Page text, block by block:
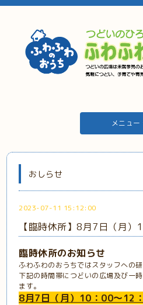
メニュー
おしらせ
2023-07-11 15:12:00
【臨時休所】8月7日（月
臨時休所のお知らせ
ふわふわのおうちではスタッフへの研
下記の時間帯につどいの広場及び一
ます。
8月7日（月）10：00～12